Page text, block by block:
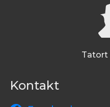
Tatort
Kontakt